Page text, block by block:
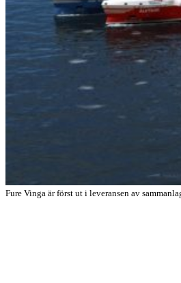
Fure Vinga är först ut i leveransen av